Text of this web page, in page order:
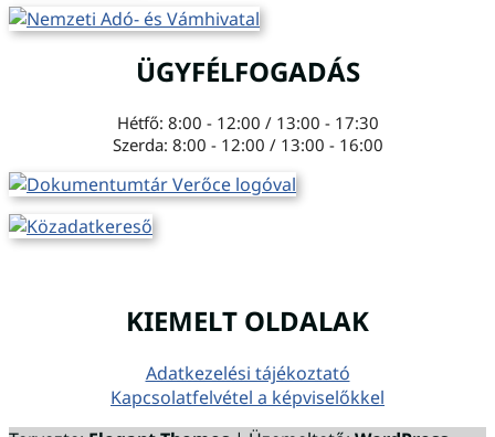
ÜGYFÉLFOGADÁS
Hétfő: 8:00 - 12:00 / 13:00 - 17:30
Szerda: 8:00 - 12:00 / 13:00 - 16:00
KIEMELT OLDALAK
Adatkezelési tájékoztató
Kapcsolatfelvétel a képviselőkkel